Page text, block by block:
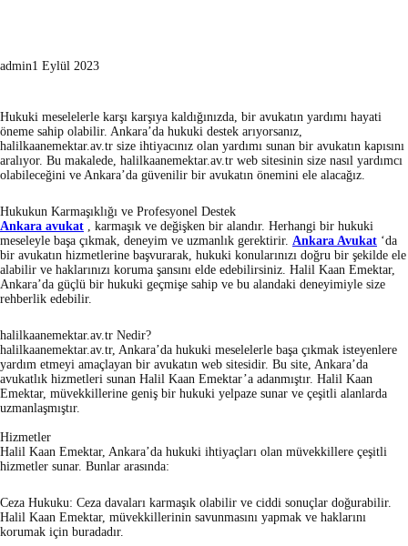
admin1 Eylül 2023
Hukuki meselelerle karşı karşıya kaldığınızda, bir avukatın yardımı hayati
öneme sahip olabilir. Ankara’da hukuki destek arıyorsanız,
halilkaanemektar.av.tr size ihtiyacınız olan yardımı sunan bir avukatın kapısını
aralıyor. Bu makalede, halilkaanemektar.av.tr web sitesinin size nasıl yardımcı
olabileceğini ve Ankara’da güvenilir bir avukatın önemini ele alacağız.
Hukukun Karmaşıklığı ve Profesyonel Destek
Ankara avukat , karmaşık ve değişken bir alandır. Herhangi bir hukuki
meseleyle başa çıkmak, deneyim ve uzmanlık gerektirir. Ankara Avukat ‘da
bir avukatın hizmetlerine başvurarak, hukuki konularınızı doğru bir şekilde ele
alabilir ve haklarınızı koruma şansını elde edebilirsiniz. Halil Kaan Emektar,
Ankara’da güçlü bir hukuki geçmişe sahip ve bu alandaki deneyimiyle size
rehberlik edebilir.
halilkaanemektar.av.tr Nedir?
halilkaanemektar.av.tr, Ankara’da hukuki meselelerle başa çıkmak isteyenlere
yardım etmeyi amaçlayan bir avukatın web sitesidir. Bu site, Ankara’da
avukatlık hizmetleri sunan Halil Kaan Emektar’a adanmıştır. Halil Kaan
Emektar, müvekkillerine geniş bir hukuki yelpaze sunar ve çeşitli alanlarda
uzmanlaşmıştır.
Hizmetler
Halil Kaan Emektar, Ankara’da hukuki ihtiyaçları olan müvekkillere çeşitli
hizmetler sunar. Bunlar arasında:
Ceza Hukuku: Ceza davaları karmaşık olabilir ve ciddi sonuçlar doğurabilir.
Halil Kaan Emektar, müvekkillerinin savunmasını yapmak ve haklarını
korumak için buradadır.